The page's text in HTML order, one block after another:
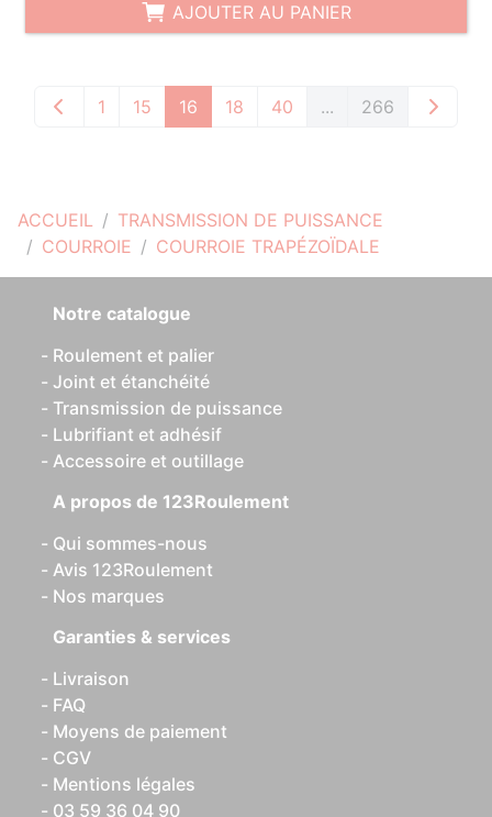
ACCUEIL
TRANSMISSION DE PUISSANCE
COURROIE
COURROIE TRAPÉZOÏDALE
AJOUTER AU PANIER
1 15 16 18 40 ... 266
Notre catalogue
Roulement et palier
Joint et étanchéité
Transmission de puissance
Lubrifiant et adhésif
Accessoire et outillage
A propos de 123Roulement
Qui sommes-nous
Avis 123Roulement
Nos marques
Garanties & services
Livraison
FAQ
Moyens de paiement
CGV
Mentions légales
03 59 36 04 90